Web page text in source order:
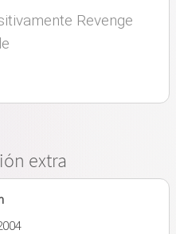
Revenge
extra